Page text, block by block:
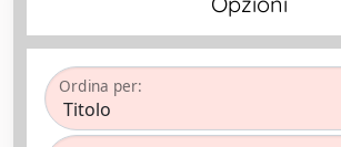
Ordina per: